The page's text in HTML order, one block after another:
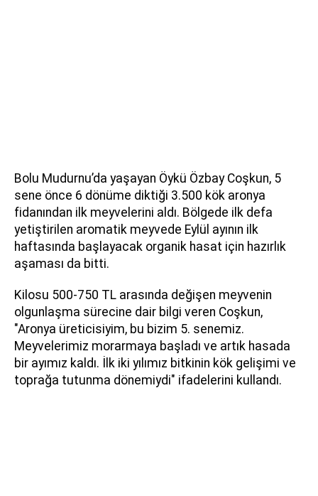
Bolu Mudurnu’da yaşayan Öykü Özbay Coşkun, 5
sene önce 6 dönüme diktiği 3.500 kök aronya
fidanından ilk meyvelerini aldı. Bölgede ilk defa
yetiştirilen aromatik meyvede Eylül ayının ilk
haftasında başlayacak organik hasat için hazırlık
aşaması da bitti.
Kilosu 500-750 TL arasında değişen meyvenin
olgunlaşma sürecine dair bilgi veren Coşkun,
"Aronya üreticisiyim, bu bizim 5. senemiz.
Meyvelerimiz morarmaya başladı ve artık hasada
bir ayımız kaldı. İlk iki yılımız bitkinin kök gelişimi ve
toprağa tutunma dönemiydi" ifadelerini kullandı.